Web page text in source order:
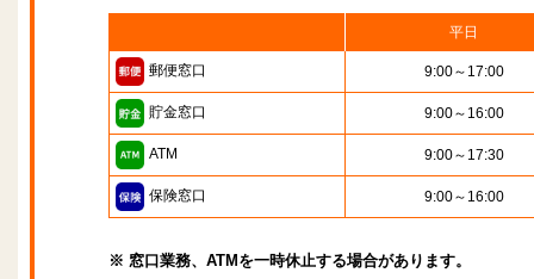
平日
郵便窓口 9:00～17:00
貯金窓口 9:00～16:00
ATM 9:00～17:30
保険窓口 9:00～16:00
※ 窓口業務、ATMを一時休止する場合があります。